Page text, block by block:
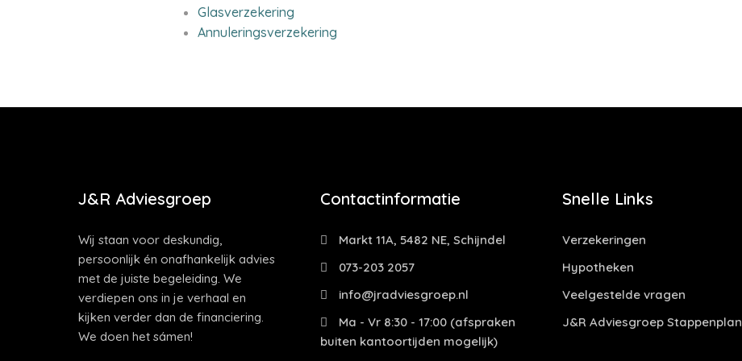
Glasverzekering
Annuleringsverzekering
J&R Adviesgroep
Wij staan voor deskundig,
persoonlijk én onafhankelijk advies
met de juiste begeleiding. We
verdiepen ons in je verhaal en
kijken verder dan de financiering.
We doen het sámen!
Contactinformatie
Markt 11A, 5482 NE, Schijndel
073-203 2057
info@jradviesgroep.nl
Ma - Vr 8:30 - 17:00 (afspraken
buiten kantoortijden mogelijk)
Snelle Links
Verzekeringen
Hypotheken
Veelgestelde vragen
J&R Adviesgroep Stappenplan